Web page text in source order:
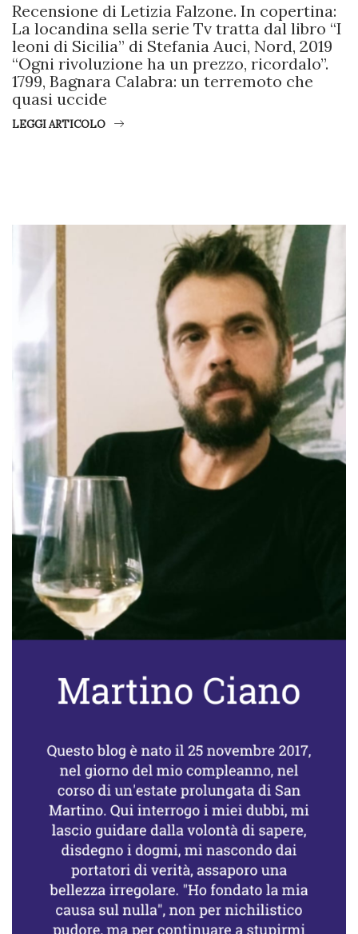
Recensione di Letizia Falzone. In copertina:
La locandina sella serie Tv tratta dal libro “I
leoni di Sicilia” di Stefania Auci, Nord, 2019
“Ogni rivoluzione ha un prezzo, ricordalo”.
1799, Bagnara Calabra: un terremoto che
quasi uccide
LEGGI ARTICOLO